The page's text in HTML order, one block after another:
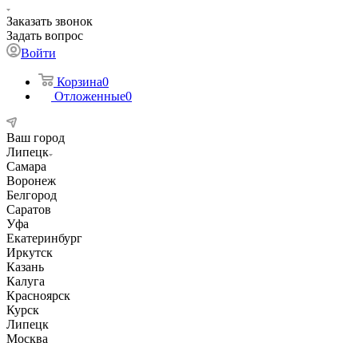
Заказать звонок
Задать вопрос
Войти
Корзина0
Отложенные0
Ваш город
Липецк
Самара
Воронеж
Белгород
Саратов
Уфа
Екатеринбург
Иркутск
Казань
Калуга
Красноярск
Курск
Липецк
Москва